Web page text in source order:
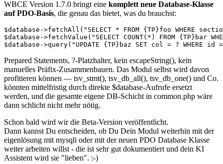
WBCE Version 1.7.0 bringt eine komplett neue Database-Klasse
auf PDO-Basis, die genau das bietet, was du brauchst:
$database->fetchAll("SELECT * FROM {TP}foo WHERE
$database->fetchValue("SELECT COUNT(*) FROM {TP}bar
$database->query("UPDATE {TP}baz SET col = ?
Prepared Statements, ?-Platzhalter, kein escapeString(), kein
manuelles Präfix-Zusammenbauen. Das Modul selbst wird davon
profitieren können — tsv_stmt(), tsv_db_all(), tsv_db_one() und Co.
könnten mittelfristig durch direkte $database-Aufrufe ersetzt
werden, und die gesamte eigene DB-Schicht in common.php wäre
dann schlicht nicht mehr nötig.
Schon bald wird wir die Beta-Version veröffentlicht.
Dann kannst Du entscheiden, ob Du Dein Modul weiterhin mit der
eigenlösung mit mysqli oder mit der neuen PDO Database Klasse
weiter arbeiten willst - die ist sehr gut dokumentiert und dein KI
Assistent wird sie "lieben". :-)